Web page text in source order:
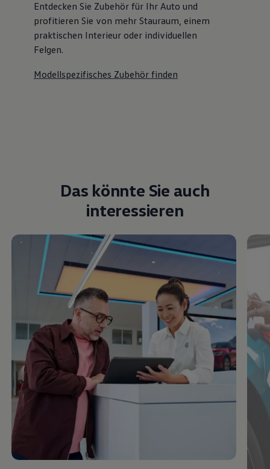
Entdecken Sie Zubehör für Ihr Auto und
profitieren Sie von mehr Stauraum, einem
praktischen Interieur oder individuellen
Felgen.
Modellspezifisches Zubehör finden
Das könnte Sie auch
interessieren